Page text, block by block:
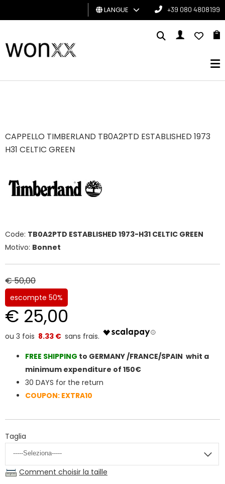
HOMME
LANGUE +39 080 4808199
CAPPELLO TIMBERLAND TB0A2PTD ESTABLISHED 1973
H31 CELTIC GREEN
Code: TB0A2PTD ESTABLISHED 1973-H31 CELTIC GREEN
Motivo: Bonnet
€ 50,00
escompte 50%
€ 25,00
8.33 €
FREE SHIPPING to GERMANY /FRANCE/SPAIN whit a
minimum expenditure of 150€
30 DAYS for the return
COUPON: EXTRA10
Taglia
Comment choisir la taille